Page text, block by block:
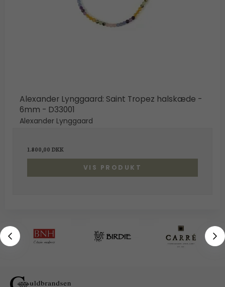
Alexander Lynggaard: Saint Tropez halskæde -
6mm - D33001
Alexander Lynggaard
1.800,00 DKK
VIS PRODUKT